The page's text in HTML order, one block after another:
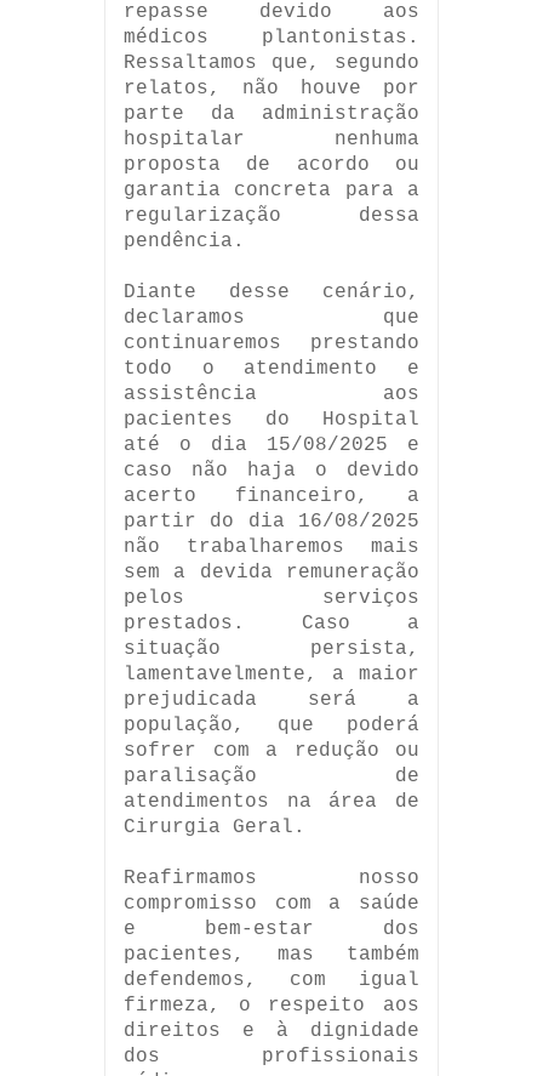
repasse devido aos
médicos plantonistas.
Ressaltamos que, segundo
relatos, não houve por
parte da administração
hospitalar nenhuma
proposta de acordo ou
garantia concreta para a
regularização dessa
pendência.
Diante desse cenário,
declaramos que
continuaremos prestando
todo o atendimento e
assistência aos
pacientes do Hospital
até o dia 15/08/2025 e
caso não haja o devido
acerto financeiro, a
partir do dia 16/08/2025
não trabalharemos mais
sem a devida remuneração
pelos serviços
prestados. Caso a
situação persista,
lamentavelmente, a maior
prejudicada será a
população, que poderá
sofrer com a redução ou
paralisação de
atendimentos na área de
Cirurgia Geral.
Reafirmamos nosso
compromisso com a saúde
e bem-estar dos
pacientes, mas também
defendemos, com igual
firmeza, o respeito aos
direitos e à dignidade
dos profissionais